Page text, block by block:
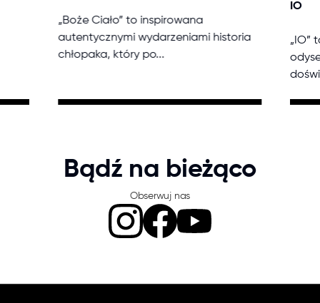
„Boże Ciało” to inspirowana
autentycznymi wydarzeniami historia
chłopaka, który po...
IO
„IO”
Bądź na bieżąco
Obserwuj nas